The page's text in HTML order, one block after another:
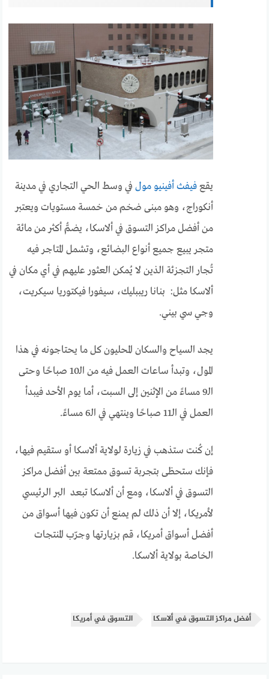
يقعفيفث أفينيو مول في وسط الحي التجاري في مدينة
أنكوراج، وهو مبنى ضخم من خمسة مستويات ويعتبر
من أفضل مراكز التسوق في ألاسكا، يضمُّ أكثر من مائة
متجر يبيع جميع أنواع البضائع، وتشمل المتاجر فيه
تُجار التجزئة الذين لا يُمكن العثور عليهم في أي مكان في
ألاسكا مثل: بنانا ريببليك، سيفورا فيكتوريا سيكريت،
وجي سي بيني.
يجد السياح والسكان المحليون كل ما يحتاجونه في هذا
المول، وتبدأ ساعات العمل فيه من الـ10 صباحًا وحتى
الـ9 مساءً من الإثنين إلى السبت، أما يوم الأحد فيبدأ
العمل في الـ11 صباحًا وينتهي في الـ6 مساءً.
إن كُنت ستذهب في زيارة لولاية ألاسكا أو ستقيم فيها،
فإنك ستحظى بتجربة تسوق ممتعة بين أفضل مراكز
التسوق في ألاسكا، ومع أن ألاسكا تبعد البر الرئيسي
لأمريكا، إلا أن ذلك لم يمنع أن تكون فيها أسواق من
أفضل أسواق أمريكا، قم بزيارتها وجرّب المنتجات
الخاصة بولاية ألاسكا.
أفضل مراكز التسوق في ألاسكا التسوق في أمريكا